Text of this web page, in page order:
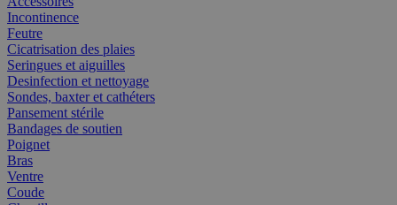
Incontinence
Feutre
Cicatrisation des plaies
Seringues et aiguilles
Desinfection et nettoyage
Sondes, baxter et cathéters
Pansement stérile
Bandages de soutien
Poignet
Bras
Ventre
Coude